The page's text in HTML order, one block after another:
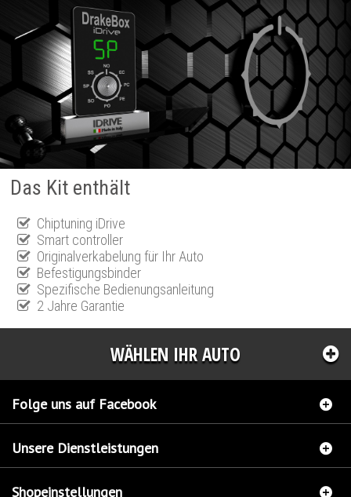
Das Kit enthält
Chiptuning iDrive
Smart controller
Originalverkabelung für Ihr Auto
Befestigungsbinder
Spezifische Bedienungsanleitung
2 Jahre Garantie
WÄHLEN IHR AUTO
Folge uns auf Facebook
Unsere Dienstleistungen
Shopeinstellungen